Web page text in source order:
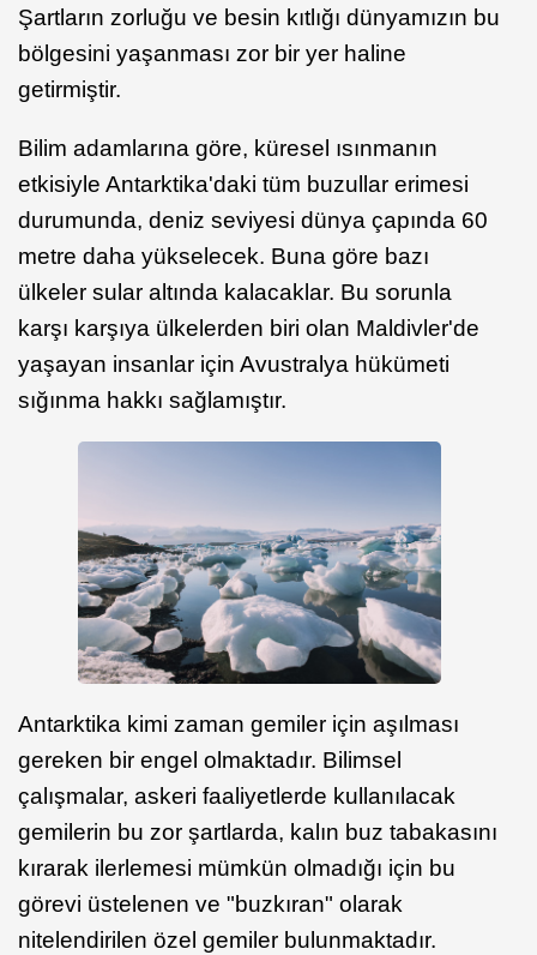
Şartların zorluğu ve besin kıtlığı dünyamızın bu
bölgesini yaşanması zor bir yer haline
getirmiştir.
Bilim adamlarına göre, küresel ısınmanın
etkisiyle Antarktika'daki tüm buzullar erimesi
durumunda, deniz seviyesi dünya çapında 60
metre daha yükselecek. Buna göre bazı
ülkeler sular altında kalacaklar. Bu sorunla
karşı karşıya ülkelerden biri olan Maldivler'de
yaşayan insanlar için Avustralya hükümeti
sığınma hakkı sağlamıştır.
Antarktika kimi zaman gemiler için aşılması
gereken bir engel olmaktadır. Bilimsel
çalışmalar, askeri faaliyetlerde kullanılacak
gemilerin bu zor şartlarda, kalın buz tabakasını
kırarak ilerlemesi mümkün olmadığı için bu
görevi üstelenen ve "buzkıran" olarak
nitelendirilen özel gemiler bulunmaktadır.